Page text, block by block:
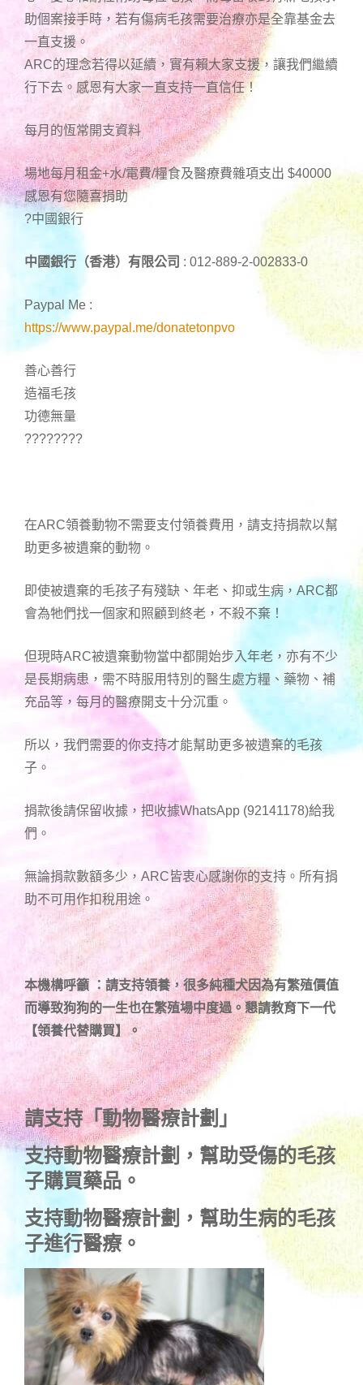
助個案接手時，若有傷病毛孩需要治療亦是全靠基金去
一直支援。
ARC的理念若得以延續，實有賴大家支援，讓我們繼續
行下去。感恩有大家一直支持一直信任！
每月的恆常開支資料
場地每月租金+水/電費/糧食及醫療費雜項支出 $40000
感恩有您隨喜捐助
?中國銀行
中國銀行（香港）有限公司 : 012-889-2-002833-0
Paypal Me :
https://www.paypal.me/donatetonpvo
善心善行
造福毛孩
功德無量
????????
在ARC領養動物不需要支付領養費用，請支持捐款以幫
助更多被遺棄的動物。
即使被遺棄的毛孩子有殘缺、年老、抑或生病，ARC都
會為牠們找一個家和照顧到終老，不殺不棄！
但現時ARC被遺棄動物當中都開始步入年老，亦有不少
是長期病患，需不時服用特別的醫生處方糧、藥物、補
充品等，每月的醫療開支十分沉重。
所以，我們需要的你支持才能幫助更多被遺棄的毛孩
子。
捐款後請保留收據，把收據WhatsApp (92141178)給我
們。
無論捐款數額多少，ARC皆衷心感謝你的支持。所有捐
助不可用作扣稅用途。
本機構呼籲 ：請支持領養，很多純種犬因為有繁殖價值
而導致狗狗的一生也在繁殖場中度過。懇請教育下一代
【領養代替購買】。
請支持「動物醫療計劃」
支持動物醫療計劃 ，幫助受傷的毛孩
子購買藥品。
支持動物醫療計劃 ，幫助生病的毛孩
子進行醫療。